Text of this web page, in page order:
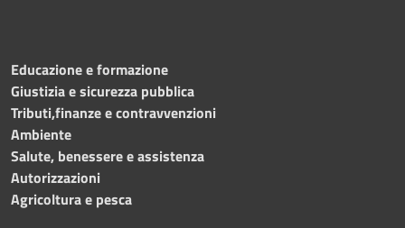
Educazione e formazione
Giustizia e sicurezza pubblica
Tributi,finanze e contravvenzioni
Ambiente
Salute, benessere e assistenza
Autorizzazioni
Agricoltura e pesca